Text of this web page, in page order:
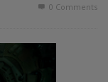
0 Comments